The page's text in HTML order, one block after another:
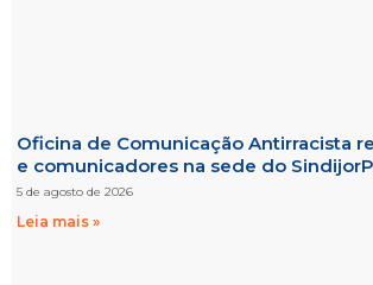
Oficina de Comunicação Antirracista
e comunicadores na sede do
5 de agosto de 2026
Leia mais »